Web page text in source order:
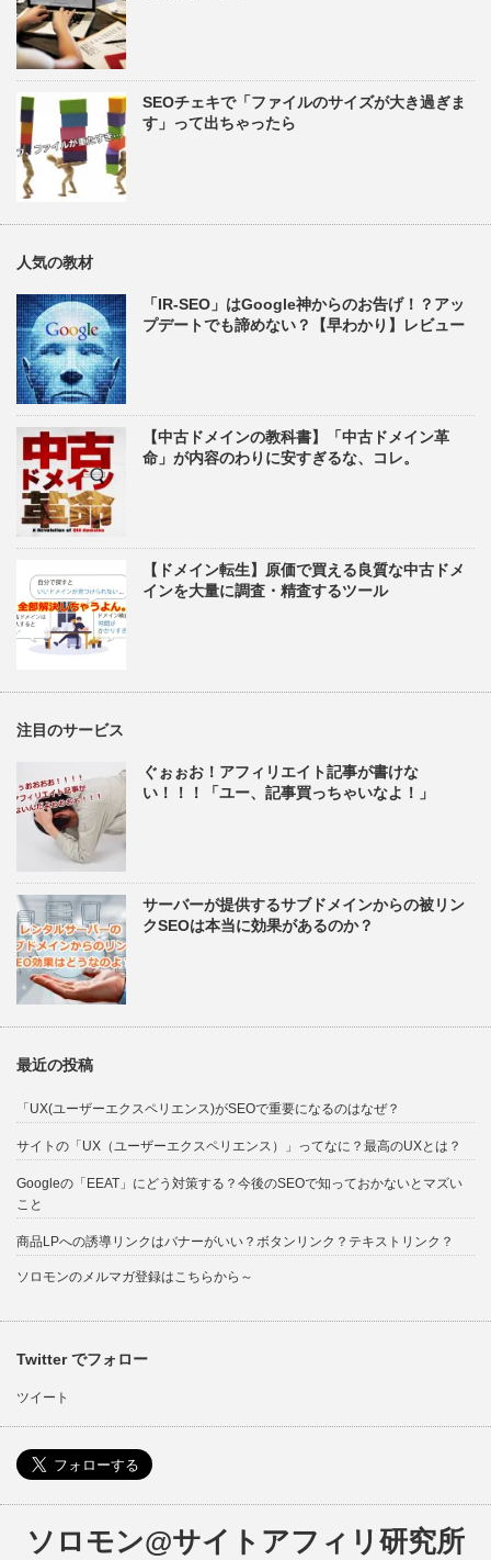
SEOチェキで「ファイルのサイズが大き過ぎま
す」って出ちゃったら
人気の教材
「IR-SEO」はGoogle神からのお告げ！？アッ
プデートでも諦めない？【早わかり】レビュー
【中古ドメインの教科書】「中古ドメイン革
命」が内容のわりに安すぎるな、コレ。
【ドメイン転生】原価で買える良質な中古ドメ
インを大量に調査・精査するツール
注目のサービス
ぐぉぉお！アフィリエイト記事が書けな
い！！！「ユー、記事買っちゃいなよ！」
サーバーが提供するサブドメインからの被リン
クSEOは本当に効果があるのか？
最近の投稿
「UX(ユーザーエクスペリエンス)がSEOで重要になるのはなぜ？
サイトの「UX（ユーザーエクスペリエンス）」ってなに？最高のUXとは？
Googleの「EEAT」にどう対策する？今後のSEOで知っておかないとマズい
こと
商品LPへの誘導リンクはバナーがいい？ボタンリンク？テキストリンク？
ソロモンのメルマガ登録はこちらから～
Twitter でフォロー
ツイート
ソロモン@サイトアフィリ研究所